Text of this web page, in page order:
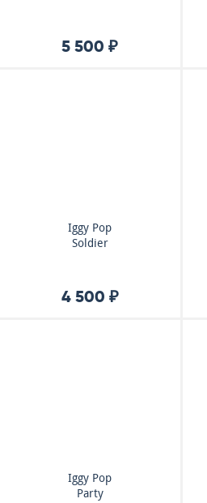
5 500 ₽
Iggy Pop
Soldier
4 500 ₽
Iggy Pop
Party